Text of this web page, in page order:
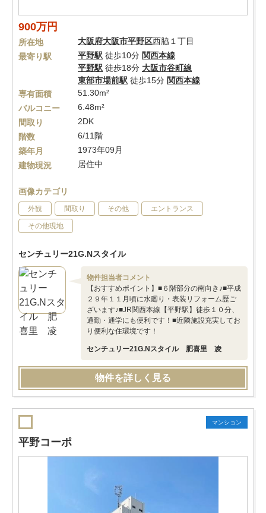
900万円
所在地 大阪府大阪市平野区西脇１丁目
最寄り駅
平野駅 徒歩10分 関西本線
平野駅 徒歩18分 大阪市谷町線
東部市場前駅 徒歩15分 関西本線
専有面積
51.30m²
バルコニー
6.48m²
間取り
2DK
階数
6/11階
築年月
1973年09月
建物現況
居住中
画像カテゴリ
外観 間取り その他 エントランス
その他現地
センチュリー21G.Nスタイル
物件担当者コメント
【おすすめポイント】■６階部分の南向き♪■平成
２９年１１月頃に水廻り・表装リフォーム歴ご
ざいます♪■JR関西本線【平野駅】徒歩１０分、
通勤・通学にも便利です！■近隣施設充実してお
り便利な住環境です！
センチュリー21G.Nスタイル 肥喜里 凌
物件を詳しく見る
マンション
平野コーポ